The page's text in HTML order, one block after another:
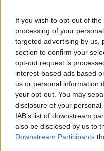
If you wish to opt-out of
processing of your
targeted advertising by us,
section to confirm your
opt-out request is
interest-based ads based
us or personal information
your opt-out. You may
disclosure of your
IAB’s list of downstream
also be disclosed by us to
Downstream Participants
A megnövekedett kilépő
kezelése érdekében
közúti határátkelőhelyen
Szerbiából
röszkei autópálya-
átléptetés mind a két
Vármegyei Rendőr-
KEDVES